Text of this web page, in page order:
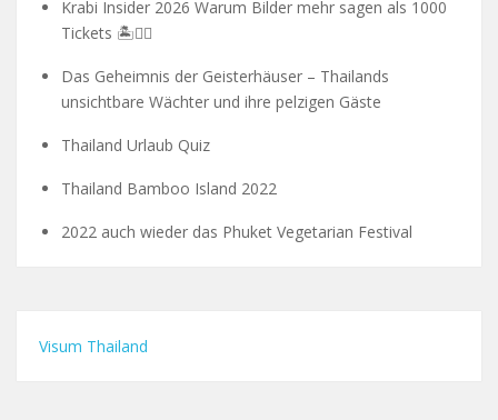
Krabi Insider 2026 Warum Bilder mehr sagen als 1000
Tickets 🏝️🧗‍♂️
Das Geheimnis der Geisterhäuser – Thailands
unsichtbare Wächter und ihre pelzigen Gäste
Thailand Urlaub Quiz
Thailand Bamboo Island 2022
2022 auch wieder das Phuket Vegetarian Festival
Visum Thailand